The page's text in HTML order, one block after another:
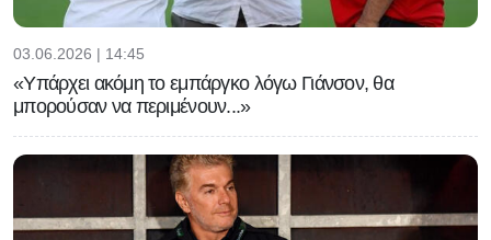
03.06.2026 | 14:45
«Υπάρχει ακόμη το εμπάργκο λόγω Γιάνσον, θα
μπορούσαν να περιμένουν...»